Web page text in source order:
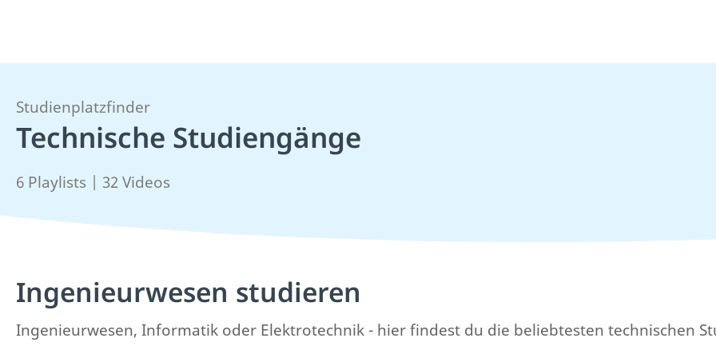
Studienplatzfinder
Technische Studiengänge
6 Playlists | 32 Videos
Ingenieurwesen studieren
Ingenieurwesen, Informatik oder Elektrotechnik - hier findest du die beliebtesten technischen